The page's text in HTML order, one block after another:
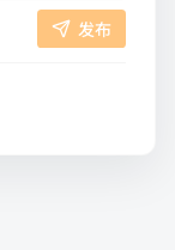
发布